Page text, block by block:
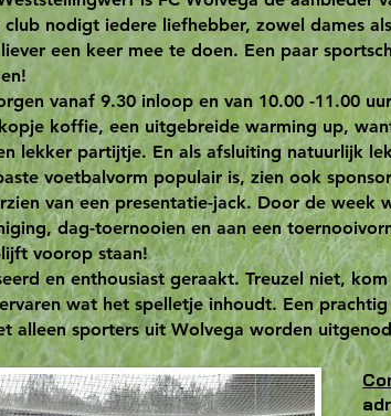
nodigt iedere liefhebber, zowel dames
een keer mee te doen. Een paar
vanaf 9.30 inloop en van 10.00 -11.00
koffie, een uitgebreide warming up,
lekker partijtje. En als afsluiting natuurlijk
voetbalvorm populair is, zien ook
van een presentatie-jack. Door de
dag-toernooien en aan een
voorop staan!
en enthousiast geraakt. Treuzel niet,
wat het spelletje inhoudt. Een
alleen sporters uit Wolvega worden